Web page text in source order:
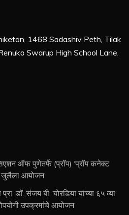
1468 Sadashiv Peth, Tilak
Swarup High School Lane,
ऑफ पुणेतर्फे (प्रॉप) ‘प्रॉप कनेक्ट
जुलैला आयोजन
डॉ. संजय बी. चोरडिया यांच्या ६५ व्या
उपक्रमांचे आयोजन